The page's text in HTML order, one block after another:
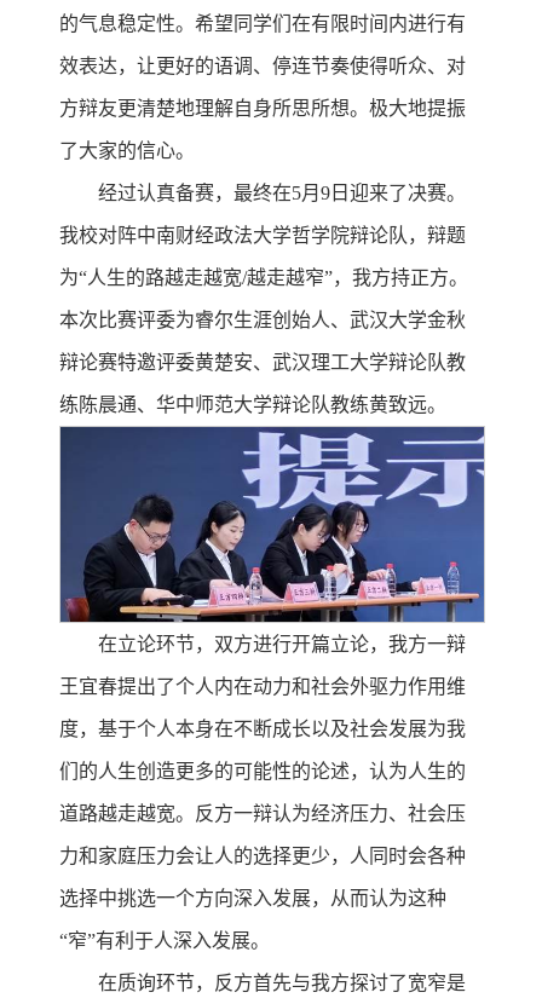
的气息稳定性。希望同学们在有限时间内进行有
效表达，让更好的语调、停连节奏使得听众、对
方辩友更清楚地理解自身所思所想。极大地提振
了大家的信心。
经过认真备赛，最终在5月9日迎来了决赛。
我校对阵中南财经政法大学哲学院辩论队，辩题
为“人生的路越走越宽/越走越窄”，我方持正方。
本次比赛评委为睿尔生涯创始人、武汉大学金秋
辩论赛特邀评委黄楚安、武汉理工大学辩论队教
练陈晨通、华中师范大学辩论队教练黄致远。
在立论环节，双方进行开篇立论，我方一辩
王宜春提出了个人内在动力和社会外驱力作用维
度，基于个人本身在不断成长以及社会发展为我
们的人生创造更多的可能性的论述，认为人生的
道路越走越宽。反方一辩认为经济压力、社会压
力和家庭压力会让人的选择更少，人同时会各种
选择中挑选一个方向深入发展，从而认为这种
“窄”有利于人深入发展。
在质询环节，反方首先与我方探讨了宽窄是